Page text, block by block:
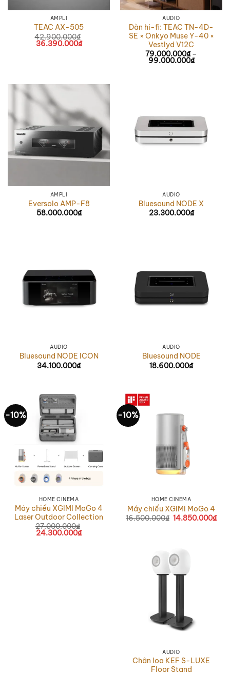
AMPLI
TEAC AX-505
42.900.000₫
Giá
36.390.000₫Giá
AUDIO
Dàn hi-fi: TEAC TN-4D-
SE × Onkyo Muse Y-40 ×
Vestlyd V12C
79.000.000₫ –
99.000.000₫Khoảng
AMPLI
Eversolo AMP-F8
58.000.000₫
AUDIO
Bluesound NODE X
23.300.000₫
AUDIO
Bluesound NODE ICON
34.100.000₫
AUDIO
Bluesound NODE
18.600.000₫
-10%
HOME CINEMA
Máy chiếu XGIMI MoGo 4
Laser Outdoor Collection
27.000.000₫
Giá
24.300.000₫Giá
-10%
HOME CINEMA
Máy chiếu XGIMI MoGo 4
16.500.000₫ Giá
14.850.000₫Giá
AUDIO
Chân loa KEF S-LUXE
Floor Stand